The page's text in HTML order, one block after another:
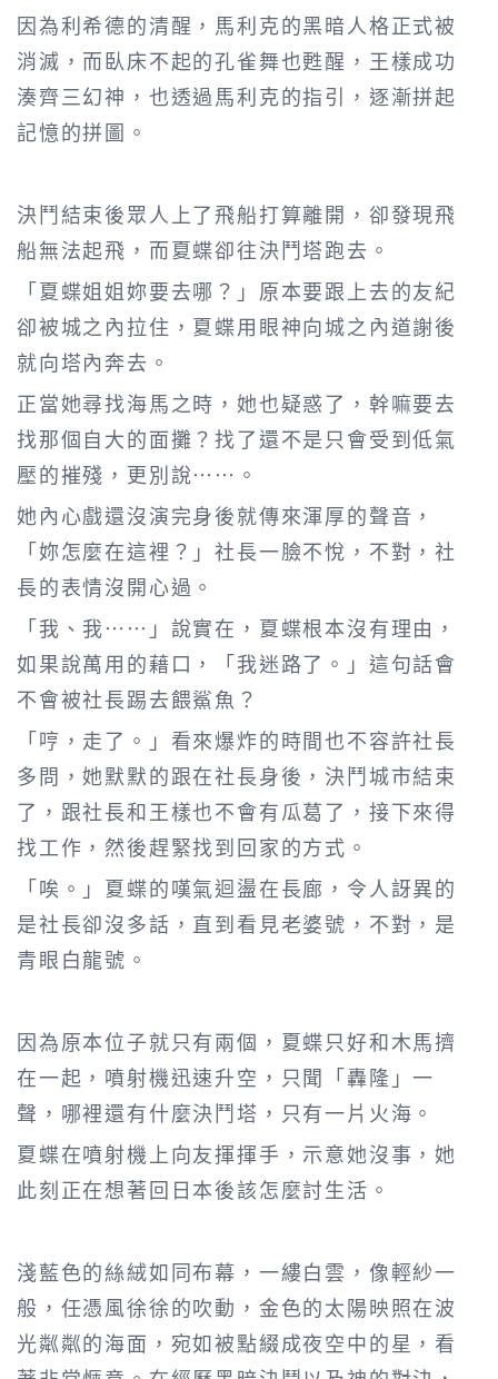
因為利希德的清醒，馬利克的黑暗人格正式被
消滅，而臥床不起的孔雀舞也甦醒，王樣成功
湊齊三幻神，也透過馬利克的指引，逐漸拼起
記憶的拼圖。
決鬥結束後眾人上了飛船打算離開，卻發現飛
船無法起飛，而夏蝶卻往決鬥塔跑去。
「夏蝶姐姐妳要去哪？」原本要跟上去的友紀
卻被城之內拉住，夏蝶用眼神向城之內道謝後
就向塔內奔去。
正當她尋找海馬之時，她也疑惑了，幹嘛要去
找那個自大的面攤？找了還不是只會受到低氣
壓的摧殘，更別說……。
她內心戲還沒演完身後就傳來渾厚的聲音，
「妳怎麼在這裡？」社長一臉不悅，不對，社
長的表情沒開心過。
「我、我……」說實在，夏蝶根本沒有理由，
如果說萬用的藉口，「我迷路了。」這句話會
不會被社長踢去餵鯊魚？
「哼，走了。」看來爆炸的時間也不容許社長
多問，她默默的跟在社長身後，決鬥城市結束
了，跟社長和王樣也不會有瓜葛了，接下來得
找工作，然後趕緊找到回家的方式。
「唉。」夏蝶的嘆氣迴盪在長廊，令人訝異的
是社長卻沒多話，直到看見老婆號，不對，是
青眼白龍號。
因為原本位子就只有兩個，夏蝶只好和木馬擠
在一起，噴射機迅速升空，只聞「轟隆」一
聲，哪裡還有什麼決鬥塔，只有一片火海。
夏蝶在噴射機上向友揮揮手，示意她沒事，她
此刻正在想著回日本後該怎麼討生活。
淺藍色的絲絨如同布幕，一縷白雲，像輕紗一
般，任憑風徐徐的吹動，金色的太陽映照在波
光粼粼的海面，宛如被點綴成夜空中的星，看